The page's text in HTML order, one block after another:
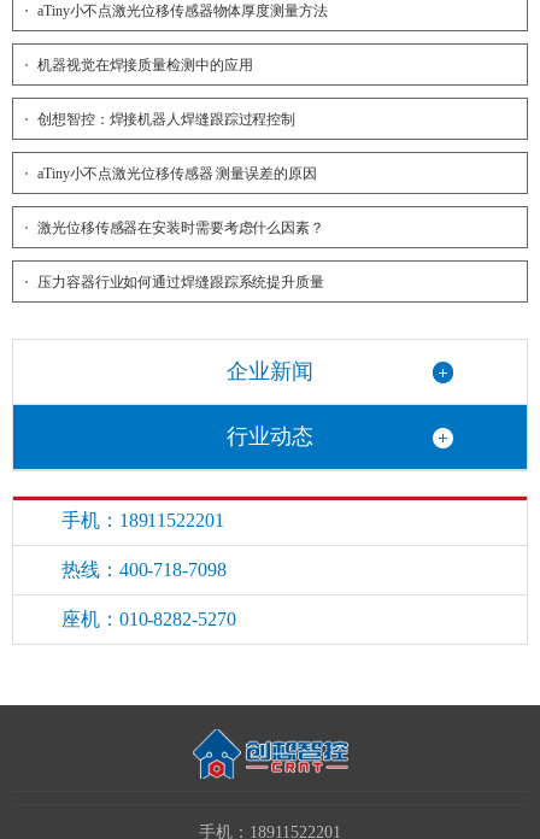
aTiny小不点激光位移传感器物体厚度测量方法
机器视觉在焊接质量检测中的应用
创想智控：焊接机器人焊缝跟踪过程控制
aTiny小不点激光位移传感器 测量误差的原因
激光位移传感器在安装时需要考虑什么因素？
压力容器行业如何通过焊缝跟踪系统提升质量
企业新闻
行业动态
手机：18911522201
热线：400-718-7098
座机：010-8282-5270
手机：18911522201